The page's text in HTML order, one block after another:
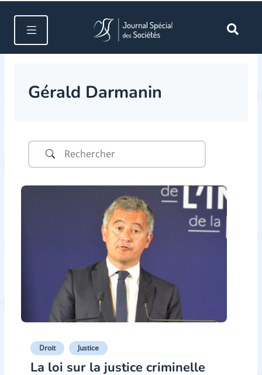
Gérald Darmanin
Droit Justice
La loi sur la justice criminelle